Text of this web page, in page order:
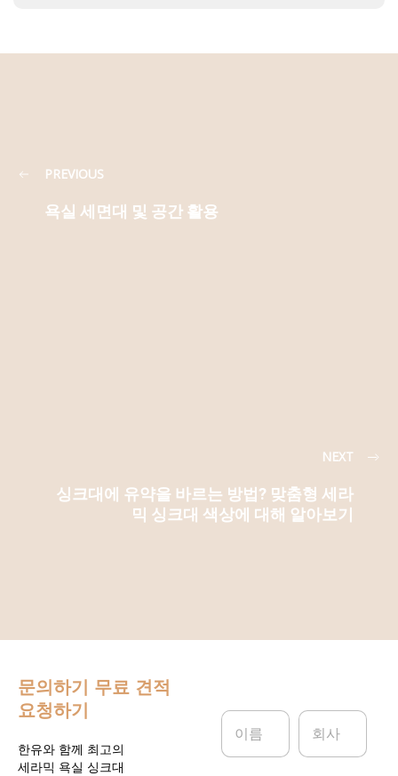
PREVIOUS
욕실 세면대 및 공간 활용
NEXT
싱크대에 유약을 바르는 방법? 맞춤형 세라
믹 싱크대 색상에 대해 알아보기
문의하기 무료 견적
요청하기
한유와 함께 최고의
세라믹 욕실 싱크대
이
*
회